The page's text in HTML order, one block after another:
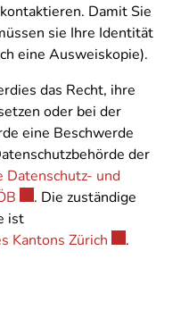
Damit Sie
sie Ihre Identität
eine Ausweiskopie).
das Recht, ihre
oder bei der
eine Beschwerde
der
Datenschutz- und
Externer Link wird in
. Die zuständige
ist
Kantons Zürich Externer
.